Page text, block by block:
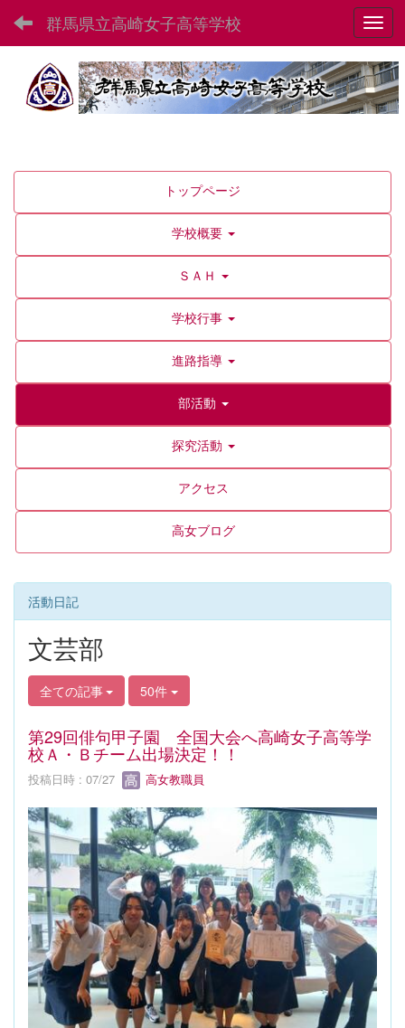
群馬県立高崎女子高等学校
トップページ
学校概要
ＳＡＨ
学校行事
進路指導
部活動
探究活動
アクセス
高女ブログ
活動日記
文芸部
全ての記事 50件
第29回俳句甲子園 全国大会へ高崎女子高等学
校Ａ・Ｂチーム出場決定！！
投稿日時 : 07/27 高女教職員